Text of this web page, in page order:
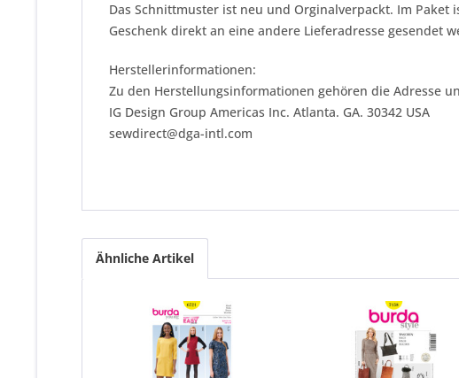
Das Schnittmuster ist neu und Orginalverpackt. Im
Geschenk direkt an eine andere Lieferadresse gesendet
Herstellerinformationen:
Zu den Herstellungsinformationen gehören die Adresse
IG Design Group Americas Inc. Atlanta. GA. 30342 USA
sewdirect@dga-intl.com
Ähnliche Artikel